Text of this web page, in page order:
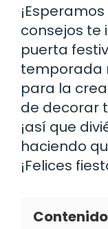
consejos te
puerta
temporada
para la
de decorar
¡así que
haciendo
¡Felices